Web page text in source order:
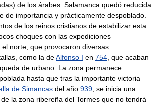
de los árabes. Salamanca quedó reducida
de importancia y prácticamente despoblado.
de los reinos cristianos de estabilizar esta
choques con las expediciones
norte, que provocaron diversas
como la deAlfonso I en 754 , que acaban
de urbano. La zona permanece
hasta que tras la importante victoria
de Simancas del año 939 , se inicia una
la zona ribereña del Tormes que no tendrá